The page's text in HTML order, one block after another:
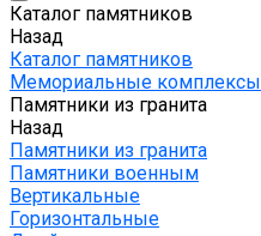
Каталог памятников
Назад
Каталог памятников
Мемориальные комплексы
Памятники из гранита
Назад
Памятники из гранита
Памятники военным
Вертикальные
Горизонтальные